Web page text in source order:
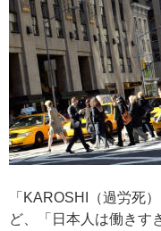
「KAROSHI（過労死
ど、「日本人は働きす